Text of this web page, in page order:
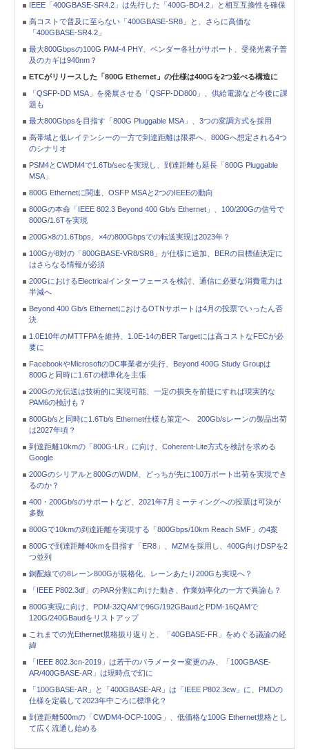
IEEE「400GBASE-SR4.2」は先行した「400G-BD4.2」と相互互換性を確保
高コストで普及に至らない「400GBASE-SR8」と、さらに高価な
「400GBASE-SR4.2」
最大800Gbpsの100G PAM-4 PHY、ベンダー各社がサポート、受発光素子普
及のカギは940nm？
ETCがリリースした「800G Ethernet」の仕様は400Gを2つ並べる構造に
「QSFP-DD MSA」を発展させる「QSFP-DD800」、供給電源など今後に課
題も
最大800Gbpsを目指す「800G Pluggable MSA」、3つの変調方式を採用
高帯域と低レイテンシーの一方で到達距離は限界へ、800Gへ想定される4つ
のシナリオ
PSM4とCWDM4で1.6Tb/secを実現し、到達距離も延長「800G Pluggable
MSA」
800G Ethernetに関連、OSFP MSAと2つのIEEEの動向
800Gの本命「IEEE 802.3 Beyond 400 Gb/s Ethernet」、100/200Gの信号で
800G/1.6Tを実現
200G×8の1.6Tbps、×4の800Gbpsでの転送実現は2023年？
100Gが8対の「800GBASE-VR8/SR8」が仕様に追加、BERの目標値決定に
はさらなる情報が必須
200GにおけるElectricalインターフェースを検討、通信に必要な消費電力は
半減へ
Beyond 400 Gb/s EthernetにおけるOTNサポートは4月の投票でいったん否
決
1.0E10年のMTTFPAを維持、1.0E-14のBER Targetには高コストなFECが必
要に
FacebookやMicrosoftのDC事業者が先行、Beyond 400G Study Groupは
800Gと同時に1.6Tの標準化を主張
200Gの光伝送は技術的に実現可能、一定の損失を前提にすれば現実的な
PAM6の検討も？
800Gb/sと同時に1.6Tb/s Ethernet仕様も策定へ 200Gb/sレーンの製品出荷
は2027年頃？
到達距離10kmの「800G-LR」に向け、Coherent-Lite方式を検討を求める
Google
200Gのシリアルと800GのWDM、どっちが先に100万ポート出荷を実現でき
るのか？
400・200Gb/sのサポートなど、2021年7月ミーティングへの投票は可決が
多数
800Gで10kmの到達距離を実現する「800Gbps/10km Reach SMF」の4案
800Gで到達距離40kmを目指す「ER8」、MZMを採用し、400G向けDSPを2
つ並列
銅配線での8レーン800Gが規格化、レーンあたり200Gも実現へ？
「IEEE P802.3df」のPAR分割に向けた動き、作業効率化の一方で異論も？
800G実現に向け、PDM-32QAMで96G/192GBaudとPDM-16QAMで
120G/240GBaudをリストアップ
これまでの光Ethernet規格振り返りと、「40GBASE-FR」をめぐる議論の経
緯
「IEEE 802.3cn-2019」は若干のパラメーター変更のみ、「100GBASE-
AR/400GBASE-AR」は現時点で幻に
「100GBASE-AR」と「400GBASE-AR」は「IEEE P802.3cw」に、PMDの
仕様を定義して2023年中ごろに標準化？
到達距離500mの「CWDM4-OCP-100G」、低価格な100G Ethernet規格とし
て広く流通し始める